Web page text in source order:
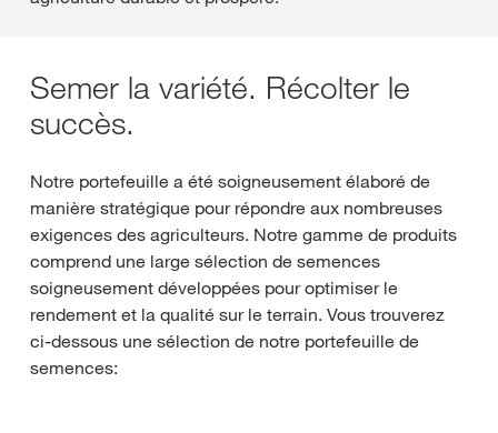
Semer la variété. Récolter le
succès.
Notre portefeuille a été soigneusement élaboré de
manière stratégique pour répondre aux nombreuses
exigences des agriculteurs. Notre gamme de produits
comprend une large sélection de semences
soigneusement développées pour optimiser le
rendement et la qualité sur le terrain. Vous trouverez
ci-dessous une sélection de notre portefeuille de
semences: